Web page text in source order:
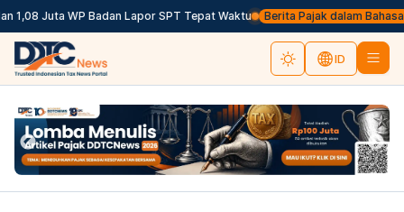
1,08 Juta WP Badan Lapor SPT Tepat Waktu Berita Pajak dalam Bahasa
ID